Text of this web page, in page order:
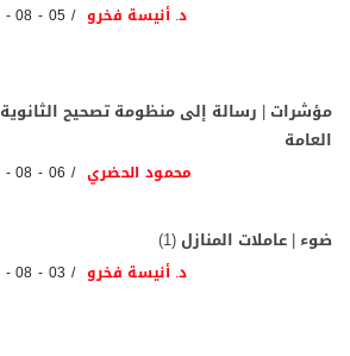
د. أنيسة فخرو 05 - 08 - 2026
مؤشرات | رسالة إلى منظومة تصحيح الثانوية
العامة
محمود الحضري 06 - 08 - 2026
ضوء | عاملات المنازل (1)
د. أنيسة فخرو 03 - 08 - 2026